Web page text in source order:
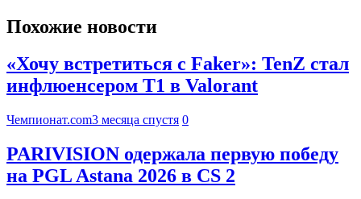
Похожие новости
«Хочу встретиться с Faker»: TenZ стал
инфлюенсером T1 в Valorant
Чемпионат.com3 месяца спустя 0
PARIVISION одержала первую победу
на PGL Astana 2026 в CS 2